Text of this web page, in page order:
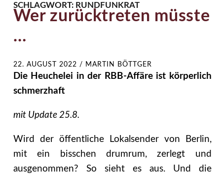
SCHLAGWORT: RUNDFUNKRAT
Wer zurücktreten müsste
…
22. AUGUST 2022 / MARTIN BÖTTGER
Die Heuchelei in der RBB-Affäre ist körperlich
schmerzhaft
mit Update 25.8.
Wird der öffentliche Lokalsender von Berlin,
mit ein bisschen drumrum, zerlegt und
ausgenommen? So sieht es aus. Und die